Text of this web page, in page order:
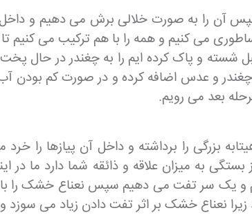
آن را به صورت خلالی برش می دهیم و داخل
می کنیم و همه را با هم ترکیب می کنیم
شسته و پاک کرده ایم را به چغندر در حال
چغندر و عدس اضافه کرده و در صورت کم
بعد می رویم.
بزرگی را برداشته و داخل آن پیازها را
و یک سر تفت می دهیم سپس نعناع خشک را
نعناع خشک بر اثر تفت دادن زیاد می